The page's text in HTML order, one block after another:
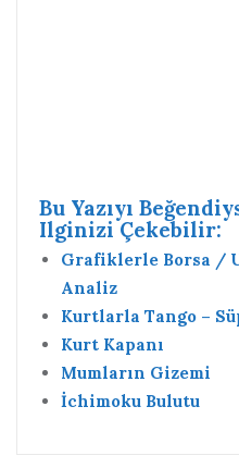
Bu Yazıyı
Ilginizi Çekebilir:
Grafiklerle Borsa /
Analiz
Kurtlarla Tango –
Kurt Kapanı
Mumların Gizemi
İchimoku Bulutu